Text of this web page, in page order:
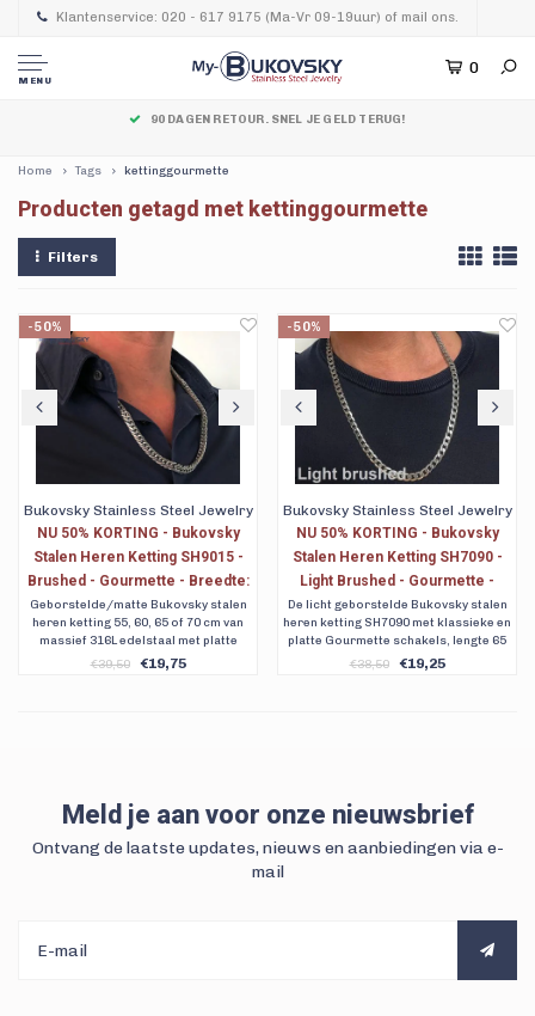
Klantenservice: 020 - 617 9175 (Ma-Vr 09-19uur) of mail ons.
MENU
0
90 DAGEN RETOUR. SNEL JE GELD TERUG!
Home Tags kettinggourmette
Producten getagd met kettinggourmette
Filters
-50%
Bukovsky Stainless Steel Jewelry
NU 50% KORTING - Bukovsky
Stalen Heren Ketting SH9015 -
Brushed - Gourmette - Breedte:
0,9 cm - Dikte: 0,4 cm - 4
lengtematen. Nu al vanaf € 19,75
Geborstelde/matte Bukovsky stalen
heren ketting 55, 60, 65 of 70 cm van
massief 316L edelstaal met platte
Gourmette schakels. Gratis
€39,50 €19,75
-50%
Bukovsky Stainless Steel Jewelry
NU 50% KORTING - Bukovsky
Stalen Heren Ketting SH7090 -
Light Brushed - Gourmette -
Lengte: 65 cm - Breedte: 0,8 cm -
Dikte: 0,1 cm
De licht geborstelde Bukovsky stalen
heren ketting SH7090 met klassieke en
platte Gourmette schakels, lengte 65
cm. De Gourmette schakels zijn 0,8 cm
€38,50 €19,25
Meld je aan voor onze nieuwsbrief
Ontvang de laatste updates, nieuws en aanbiedingen via e-
mail